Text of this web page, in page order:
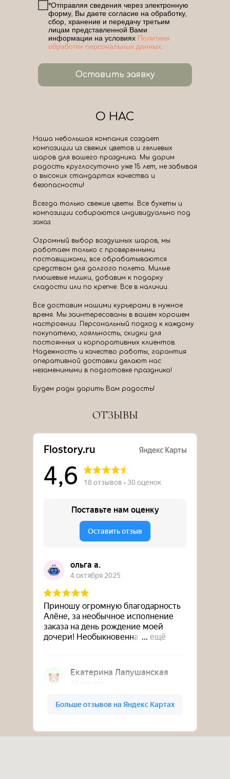
*Отправляя сведения через электронную
форму, Вы даете согласие на обработку,
сбор, хранение и передачу третьим
лицам представленной Вами
информации на условиях Политики
обработки персональных данных.
Оставить заявку
О НАС
Наша небольшая компания создает
композиции из свежих цветов и гелиевых
шаров для вашего праздника. Мы дарим
радость круглосуточно уже 15 лет, не забывая
о высоких стандартах качества и
безопасности!
Всегда только свежие цветы. Все букеты и
композиции собираются индивидуально под
заказ.
Огромный выбор воздушных шаров, мы
работаем только с проверенными
поставщиками, все обрабатываются
средством для долгого полета. Милые
плюшевые мишки, добавим к подарку
сладости или по крепче. Все в наличии.
Все доставим нашими курьерами в нужное
время. Мы заинтересованы в вашем хорошем
настроении. Персональный подход к каждому
покупателю, лояльность, скидки для
постоянных и корпоративных клиентов.
Надежность и качество работы, гарантия
оперативной доставки делают нас
незаменимыми в подготовке праздника!
Будем рады дарить Вам радость!
ОТЗЫВЫ